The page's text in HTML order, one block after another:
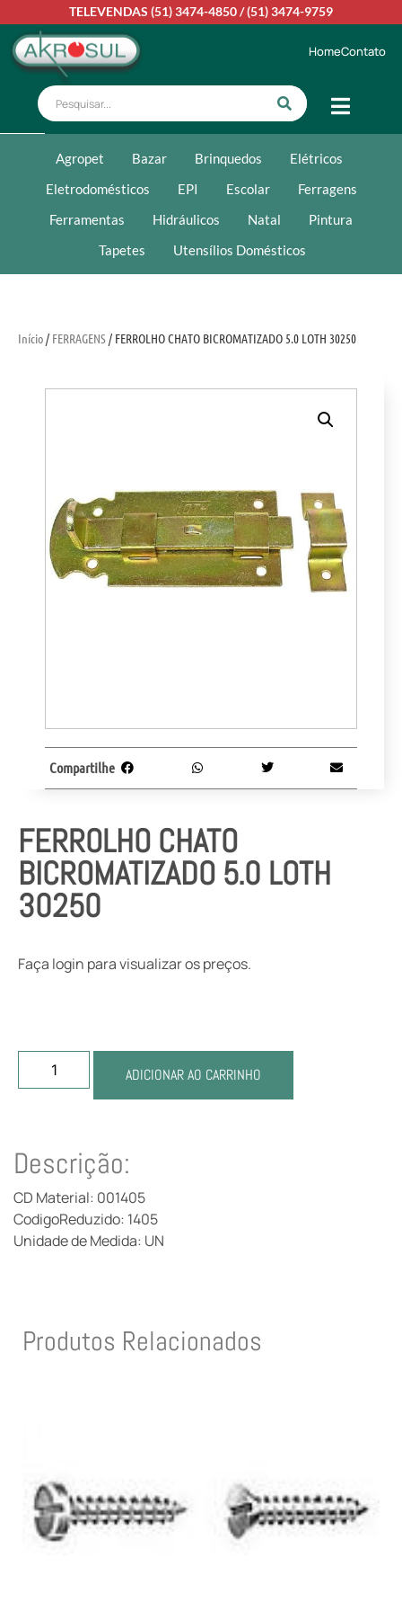
TELEVENDAS (51) 3474-4850/(51) 3474-9759
HomeContato
Agropet Bazar Brinquedos
Elétricos
Eletrodomésticos
EPI Escolar
Ferragens
Ferramentas
Hidráulicos Natal
Pintura
Tapetes
Utensílios Domésticos
Início/ FERRAGENS/ FERROLHO CHATO BICROMATIZADO 5.0 LOTH 30250
FERROLHO CHATO
BICROMATIZADO 5.0 LOTH
30250
Faça login para visualizar os preços.
ADICIONAR AO CARRINHO
Compartilhe
Descrição:
CD Material: 001405
CodigoReduzido: 1405
Unidade de Medida: UN
Produtos Relacionados